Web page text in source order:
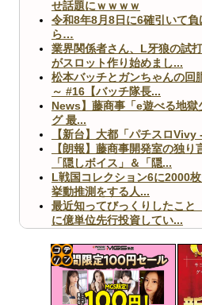
せ話題にｗｗｗｗ
令和8年8月8日に6確引いて
ら…
業界関係者さん、L牙狼の試
がスロット作り始めまし...
松本バッチとガンちゃんの回
～ #16【バッチ隊長...
News】藤商事「e遊べる地
グ 最...
【新台】大都「パチスロ
【朗報】藤商事開発室の独
「隠しボイス」＆「隠...
L戦国コレクション6に2000
挙動推測をする人...
最近知ってびっくりしたこと
に億単位先行投資してい...
ますｗ」←これどうす...
【閲覧注意】俺が近くにいる
【画像】ペプシコーラ社、「
な新商品を発売
コテ
リン